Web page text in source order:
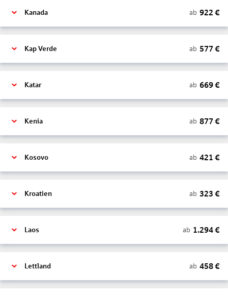
Kanada ab 922 €
Kap Verde ab 577 €
Katar ab 669€
Kenia ab 877 €
Kosovo ab 421 €
Kroatien ab 323 €
Laos ab 1.294€
Lettland ab 458€